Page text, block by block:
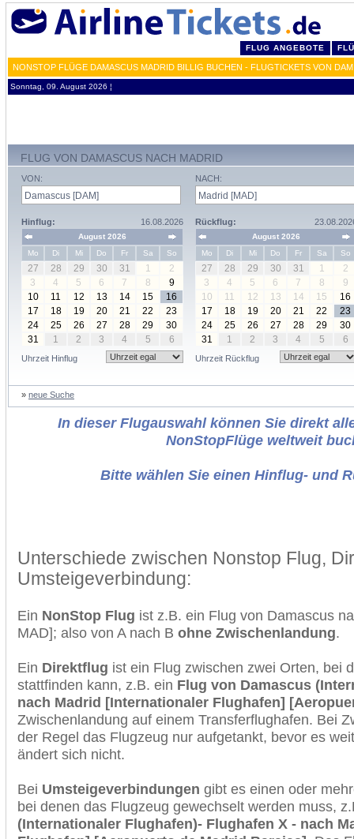
FLUG ANGEBOTE
NONSTOP FLÜGE DAMASCUS MADRID BILLIG BUCHEN - FLUGTICKETS VON
Sonntag, 09. August 2026 ¦
FLUG VON DAMASCUS NACH MADRID
VON:
Hinflug: 16.08.2026
August 2026
Mo
Di Mi Do Fr Sa So
27 28 29 30 31 1
2
3
4 5 6 7 8
9
10
11 12 13 14 15
16
17
18 19 20 21 22
23
24
25 26 27 28 29
30
31
1 2 3 4 5 6
Uhrzeit Hinflug
NACH:
Rückflug:
August 2026
Mo
Di Mi Do Fr Sa So
27 28 29 30 31 1
2
3
4 5 6 7 8
9
10
11 12 13 14 15
16
17
18 19 20 21 22
23
24
25 26 27 28 29
30
31
1 2 3 4 5 6
Uhrzeit Rückflug
» neue Suche
In dieser Flugauswahl können Sie direkt
NonStopFlüge weltweit
Bitte wählen Sie einen Hinflug- und
Unterschiede zwischen Nonstop Flug,
Umsteigeverbindung:
Ein NonStop Flug ist z.B. ein Flug von Damascus
MAD]; also von A nach B ohne Zwischenlandung.
Ein Direktflug ist ein Flug zwischen zwei Orten, bei
stattfinden kann, z.B. ein Flug von Damascus
nach Madrid [Internationaler Flughafen]
Zwischenlandung auf einem Transferflughafen. Bei
der Regel das Flugzeug nur aufgetankt, bevor es
ändert sich nicht.
Bei Umsteigeverbindungen gibt es einen oder
bei denen das Flugzeug gewechselt werden muss,
(Internationaler Flughafen)- Flughafen X - nach